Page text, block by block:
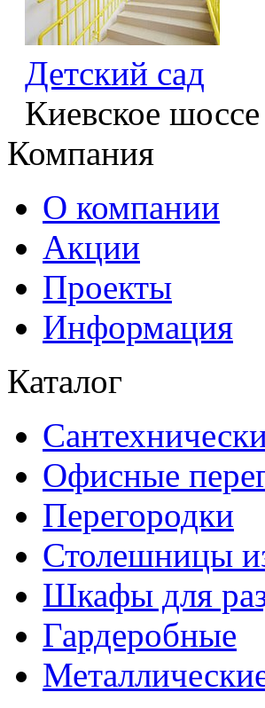
Детский сад
Киевское шоссе
Компания
О компании
Акции
Проекты
Информация
Каталог
Офисные
Перегородки
Столешницы
Шкафы для
Гардеробные